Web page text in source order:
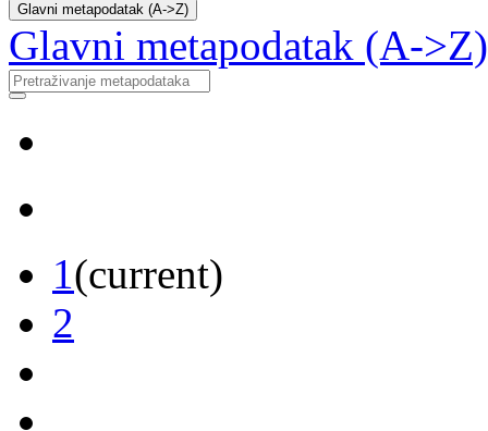
Glavni metapodatak (A->Z)
Glavni metapodatak (A->Z)
1(current)
2